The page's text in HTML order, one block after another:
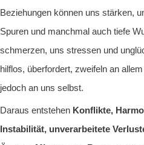
Beziehungen können uns stärken,
Spuren und manchmal auch tiefe
schmerzen, uns stressen und
hilflos, überfordert, zweifeln an
jedoch an uns selbst.
Daraus entstehen Konflikte,
Instabilität, unverarbeitete